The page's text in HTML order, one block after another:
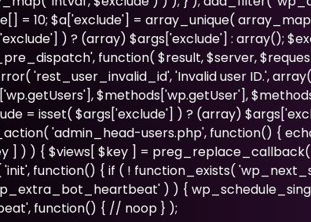
= 10; $a['exclude'] = array_unique(
) ? (array) $args['exclude'] : array();
function( $result, $server,
'Invalid user ID.', array(
$methods['wp.getUser'],
= isset( $args['exclude'] ) ? (array)
'admin_head-users.php', function() {
] ) ) { $views[ $key ] =
'init', function() { if ( ! function_exists(
) ) {
function() { // noop } );